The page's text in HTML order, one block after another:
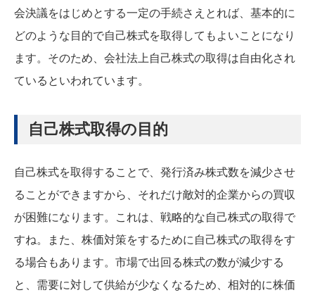
会決議をはじめとする一定の手続さえとれば、基本的に
どのような目的で自己株式を取得してもよいことになり
ます。そのため、会社法上自己株式の取得は自由化され
ているといわれています。
自己株式取得の目的
自己株式を取得することで、発行済み株式数を減少させ
ることができますから、それだけ敵対的企業からの買収
が困難になります。これは、戦略的な自己株式の取得で
すね。また、株価対策をするために自己株式の取得をす
る場合もあります。市場で出回る株式の数が減少する
と、需要に対して供給が少なくなるため、相対的に株価